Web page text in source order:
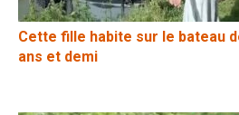
Cette fille habite sur le bateau
ans et demi